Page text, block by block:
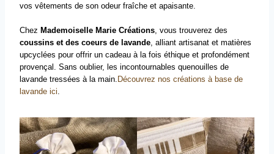
vos vêtements de son odeur fraîche et apaisante.
Chez Mademoiselle Marie Créations, vous trouverez des
coussins et des coeurs de lavande, alliant artisanat et matières
upcyclées pour offrir un cadeau à la fois éthique et profondément
provençal. Sans oublier, les incontournables quenouilles de
lavande tressées à la main. Découvrez nos créations à base de
lavande ici.